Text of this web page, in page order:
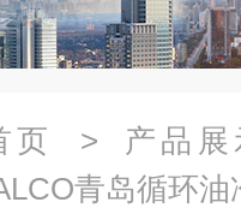
页 > 产品展
青岛循环油